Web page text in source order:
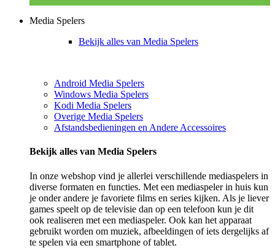
Media Spelers
Bekijk alles van Media Spelers
Android Media Spelers
Windows Media Spelers
Kodi Media Spelers
Overige Media Spelers
Afstandsbedieningen en Andere Accessoires
Bekijk alles van Media Spelers
In onze webshop vind je allerlei verschillende mediaspelers in
diverse formaten en functies. Met een mediaspeler in huis kun
je onder andere je favoriete films en series kijken. Als je liever
games speelt op de televisie dan op een telefoon kun je dit
ook realiseren met een mediaspeler. Ook kan het apparaat
gebruikt worden om muziek, afbeeldingen of iets dergelijks af
te spelen via een smartphone of tablet.